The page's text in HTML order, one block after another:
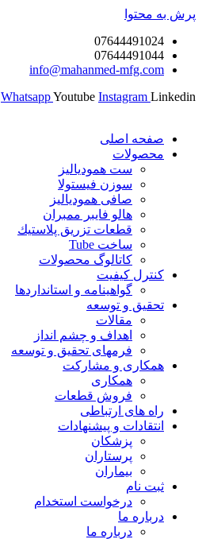
پرش به محتوا
07644491024
07644491044
info@mahanmed-mfg.com
WhatsappYoutube Instagram Linkedin
صفحه اصلی
محصولات
ست همودیالیز
سوزن فیستولا
صافی همودیالیز
هالو فایبر ممبران
قطعات تزريق پلاستيك
ساخت Tube
کاتالوگ محصولات
کنترل کیفیت
گواهينامه و استانداردها
تحقيق و توسعه
مقالات
اهداف و چشم انداز
فرمهای تحقیق و توسعه
همکاری و مشارکت
همکاری
فروش قطعات
راه های ارتباطی
انتقادات و پيشنهادات
پزشكان
پرستاران
بيماران
ثبت نام
درخواست استخدام
درباره ما
درباره ما